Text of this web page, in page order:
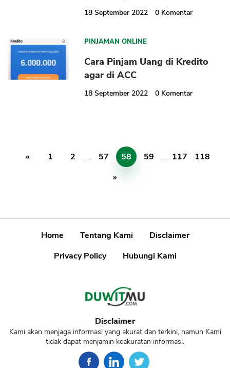
18 September 2022 0 Komentar
PINJAMAN ONLINE
Cara Pinjam Uang di Kredito
agar di ACC
18 September 2022 0 Komentar
« 1 2 ... 57 58 59 ... 117
118
»
Home Tentang Kami
Disclaimer
Privacy Policy
Hubungi Kami
Disclaimer
Kami akan menjaga informasi yang akurat dan terkini, namun Kami
tidak dapat menjamin keakuratan informasi.